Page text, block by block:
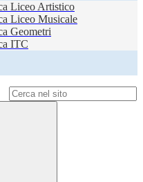
Liceo Artistico
Liceo Musicale
Geometri
ITC